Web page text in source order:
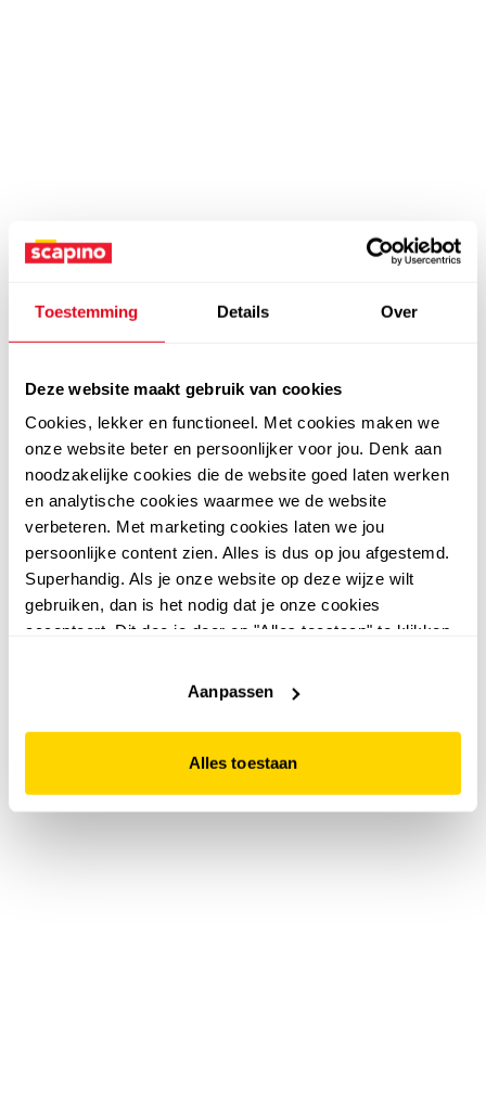
Toestemming Details Over
Deze website maakt gebruik van cookies
Cookies, lekker en functioneel. Met cookies maken we
onze website beter en persoonlijker voor jou. Denk aan
noodzakelijke cookies die de website goed laten werken
en analytische cookies waarmee we de website
verbeteren. Met marketing cookies laten we jou
persoonlijke content zien. Alles is dus op jou afgestemd.
Superhandig. Als je onze website op deze wijze wilt
gebruiken, dan is het nodig dat je onze cookies
accepteert. Dit doe je door op "Alles toestaan" te klikken.
website niet optimaal functioneert.
Aanpassen
Alles toestaan